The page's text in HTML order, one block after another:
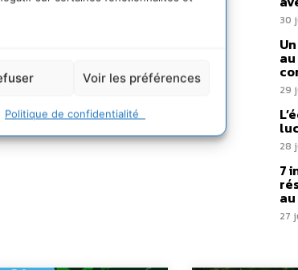
Voir les préférences
Politique de confidentialité
30
29
28
7
27